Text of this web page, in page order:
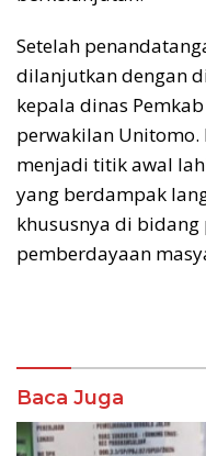
Setelah
dilanjutkan dengan
kepala dinas
perwakilan
menjadi titik awal
yang berdampak
khususnya di
pemberdayaan
Baca Juga